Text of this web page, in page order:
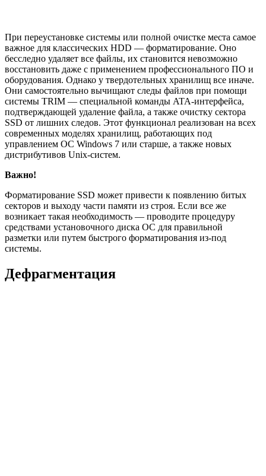
При переустановке системы или полной очистке места самое
важное для классических HDD — форматирование. Оно
бесследно удаляет все файлы, их становится невозможно
восстановить даже с применением профессионального ПО и
оборудования. Однако у твердотельных хранилищ все иначе.
Они самостоятельно вычищают следы файлов при помощи
системы TRIM — специальной команды ATA-интерфейса,
подтверждающей удаление файла, а также очистку сектора
SSD от лишних следов. Этот функционал реализован на всех
современных моделях хранилищ, работающих под
управлением ОС Windows 7 или старше, а также новых
дистрибутивов Unix-систем.
Важно!
Форматирование SSD может привести к появлению битых
секторов и выходу части памяти из строя. Если все же
возникает такая необходимость — проводите процедуру
средствами установочного диска ОС для правильной
разметки или путем быстрого форматирования из-под
системы.
Дефрагментация